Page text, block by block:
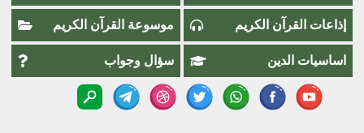
إذاعات القرآن الكريم موسوعة القرآن الكريم
اساسيات الدين سؤال وجواب